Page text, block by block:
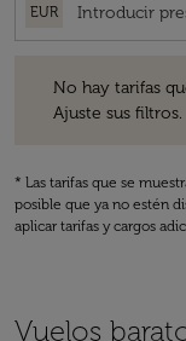
EUR
No hay tarifas
Ajuste sus filtros.
* Las tarifas que se
posible que ya no estén
aplicar tarifas y cargos
Vuelos